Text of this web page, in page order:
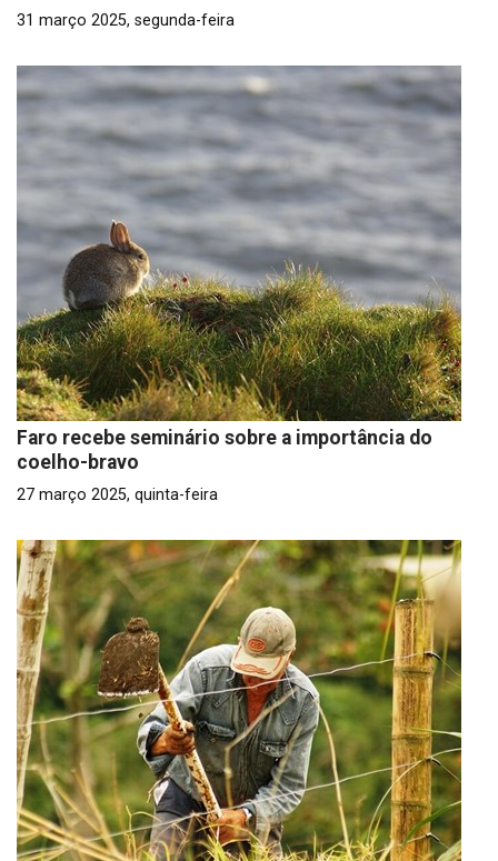
31 março 2025, segunda-feira
Faro recebe seminário sobre a importância do
coelho-bravo
27 março 2025, quinta-feira